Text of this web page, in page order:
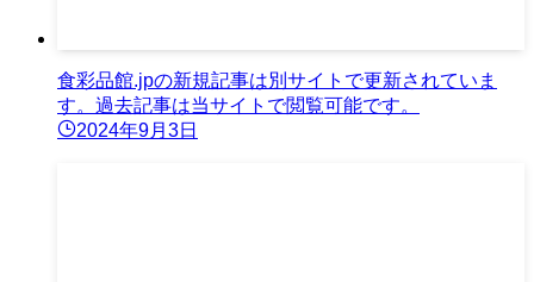
食彩品館.jpの新規記事は別サイトで更新されていま
す。過去記事は当サイトで閲覧可能です。
2024年9月3日